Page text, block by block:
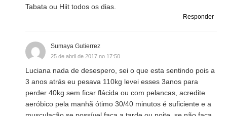
Tabata ou Hiit todos os dias.
Responder
Sumaya Gutierrez
25 de abril de 2017 no 17:50
Luciana nada de desespero, sei o que esta sentindo pois a
3 anos atrás eu pesava 110kg levei esses 3anos para
perder 40kg sem ficar flácida ou com pelancas, acredite
aeróbico pela manhã ótimo 30/40 minutos é suficiente e a